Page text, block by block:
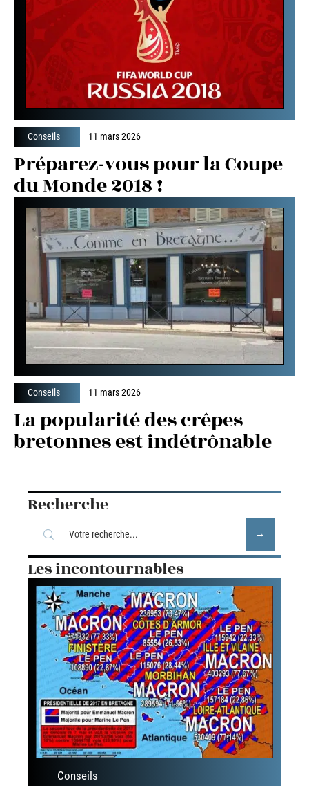
Conseils 11 mars 2026
Préparez-vous pour la Coupe
du Monde 2018 !
Conseils 11 mars 2026
La popularité des crêpes
bretonnes est indétrônable
Recherche
Les incontournables
Conseils